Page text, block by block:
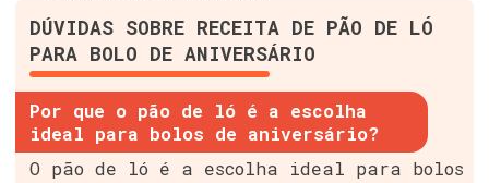
DÚVIDAS SOBRE RECEITA DE PÃO DE LÓ
PARA BOLO DE ANIVERSÁRIO
Por que o pão de ló é a escolha
ideal para bolos de aniversário?
O pão de ló é a escolha ideal para bolos